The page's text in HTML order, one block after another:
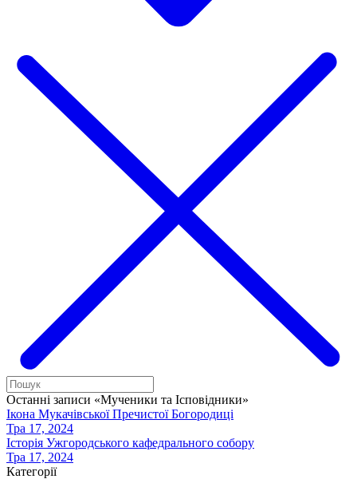
Останні записи «Мученики та Ісповідники»
Ікона Мукачівської Пречистої Богородиці
Тра 17, 2024
Історія Ужгородського кафедрального собору
Тра 17, 2024
Категорії